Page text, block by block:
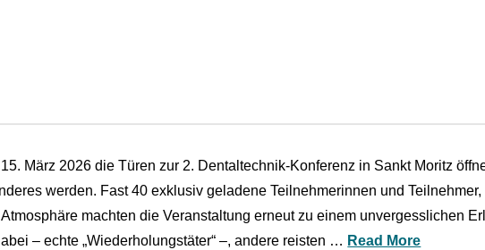
März 2026 die Türen zur 2. Dentaltechnik-Konferenz in Sankt Moritz
werden. Fast 40 exklusiv geladene Teilnehmerinnen und
machten die Veranstaltung erneut zu einem unvergesslichen
– echte „Wiederholungstäter“ –, andere reisten … Read More